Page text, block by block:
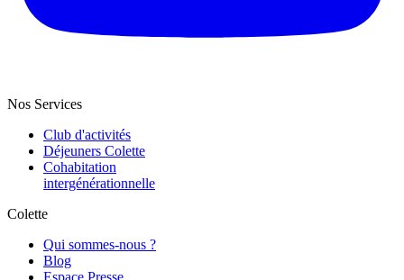
Nos Services
Club d'activités
Déjeuners Colette
Cohabitation
intergénération­nelle
Colette
Qui sommes-nous ?
Blog
Espace Presse